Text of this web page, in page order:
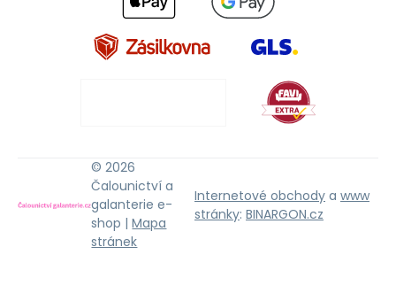
© 2026
Čalounictví a
galanterie e-
shop |Mapa
stránek
Internetové obchody a www
stránky: BINARGON.cz